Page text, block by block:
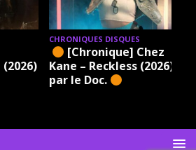
CHRONIQUES DISQUES
[Chronique] Chez
Kane – Reckless (2026)
par le Doc.